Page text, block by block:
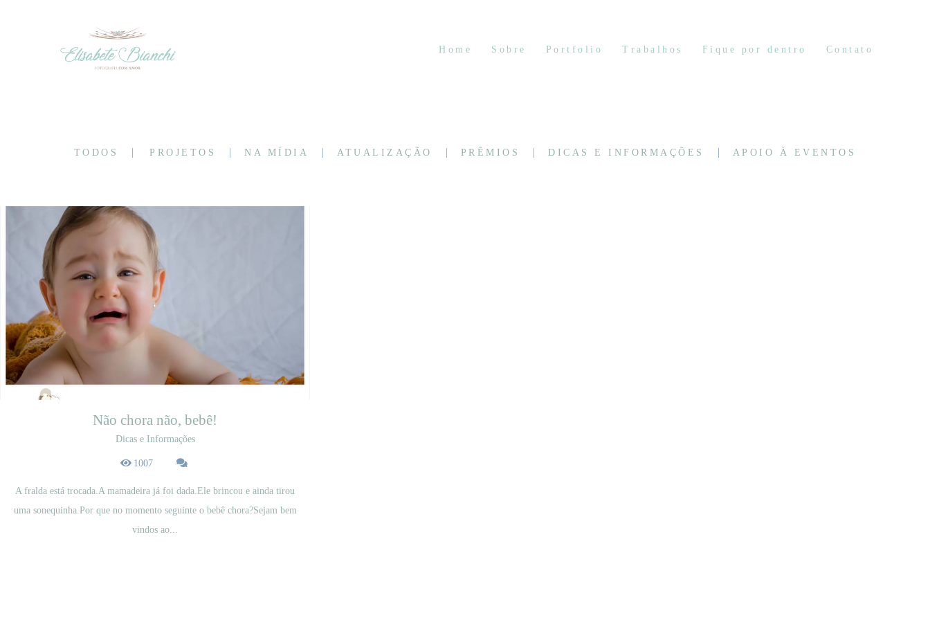
Home Sobre Portfolio Trabalhos Fique por dentro Contato
TODOS PROJETOS NA MÍDIA ATUALIZAÇÃO PRÊMIOS DICAS E INFORMAÇÕES APOIO À EVENTOS
Não chora não, bebê!
Dicas e Informações
1007
A fralda está trocada.A mamadeira já foi dada.Ele brincou e ainda tirou
uma sonequinha.Por que no momento seguinte o bebê chora?Sejam bem
vindos ao...